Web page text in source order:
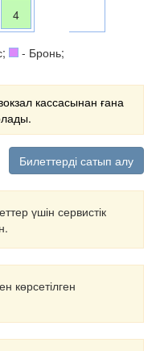
4
- Бронь;
кассасынан ғана
Билеттерді сатып алу
үшін сервистік
көрсетілген